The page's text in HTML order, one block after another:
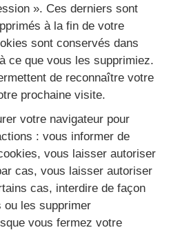
». Ces derniers sont
à la fin de votre
sont conservés dans
ce que vous les supprimiez.
de reconnaître votre
prochaine visite.
votre navigateur pour
: vous informer de
vous laisser autoriser
cas, vous laisser autoriser
cas, interdire de façon
ou les supprimer
vous fermez votre